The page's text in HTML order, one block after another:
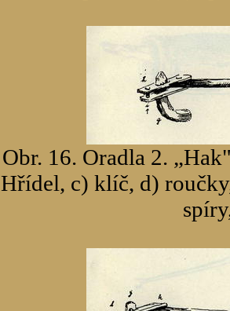
Obr. 16. Oradla 2.
Hřídel, c) klíč, d)